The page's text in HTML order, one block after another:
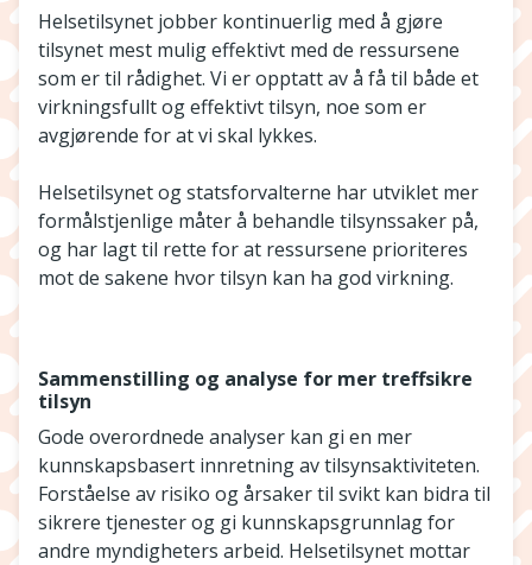
Helsetilsynet jobber kontinuerlig med å gjøre
tilsynet mest mulig effektivt med de ressursene
som er til rådighet. Vi er opptatt av å få til både et
virkningsfullt og effektivt tilsyn, noe som er
avgjørende for at vi skal lykkes.
Helsetilsynet og statsforvalterne har utviklet mer
formålstjenlige måter å behandle tilsynssaker på,
og har lagt til rette for at ressursene prioriteres
mot de sakene hvor tilsyn kan ha god virkning.
Sammenstilling og analyse for mer treffsikre
tilsyn
Gode overordnede analyser kan gi en mer
kunnskapsbasert innretning av tilsynsaktiviteten.
Forståelse av risiko og årsaker til svikt kan bidra til
sikrere tjenester og gi kunnskapsgrunnlag for
andre myndigheters arbeid. Helsetilsynet mottar